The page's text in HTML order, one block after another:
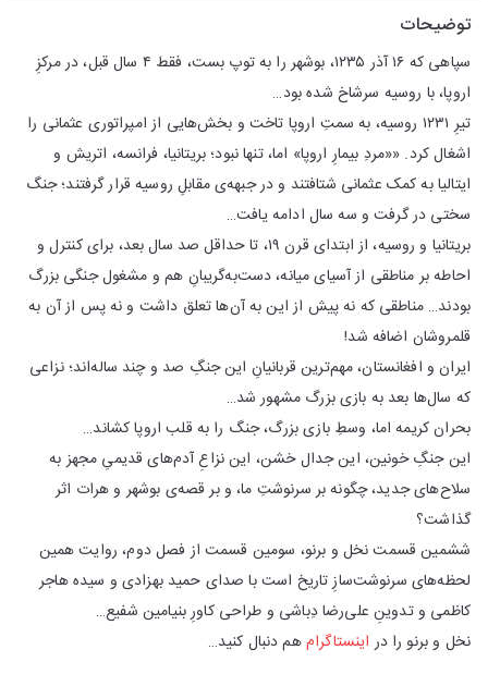
توضیحات
سپاهی که ۱۶ آذر ۱۲۳۵، بوشهر را به توپ بست، فقط ۴ سال قبل، در مرکزِ
اروپا، با روسیه سرشاخ شده بود…
تیرِ ۱۲۳۱ روسیه، به سمتِ اروپا تاخت و بخش‌هایی از امپراتوری عثمانی را
اشغال کرد. ««مردِ بیمارِ اروپا» اما، تنها نبود؛ بریتانیا، فرانسه، اتریش و
ایتالیا به کمک عثمانی شتافتند و در جبهه‌ی مقابلِ روسیه قرار گرفتند؛ جنگ
سختی در گرفت و سه سال ادامه یافت…
بریتانیا و روسیه، از ابتدای قرن ۱۹، تا حداقل صد سال بعد، برای کنترل و
احاطه بر مناطقی از آسیای میانه، دست‌به‌گریبانِ هم و مشغول جنگی بزرگ
بودند… مناطقی که نه پیش از این به آن‌ها تعلق داشت و نه پس از آن به
قلمروشان اضافه شد!
ایران و افغانستان، مهم‌ترین قربانیانِ این جنگِ صد و چند ساله‌اند؛ نزاعی
که سال‌ها بعد به بازی بزرگ مشهور شد…
بحران کریمه اما، وسطِ بازی بزرگ، جنگ را به قلب اروپا کشاند…
این جنگِ خونین، این جدال خشن، این نزاعِ آدم‌های قدیمیِ مجهز به
سلاح‌های جدید، چگونه بر سرنوشتِ ما، و بر قصه‌ی بوشهر و هرات اثر
گذاشت؟
ششمین قسمت نخل و برنو، سومین قسمت از فصل دوم، روایت همین
لحظه‌های سرنوشت‌سازِ تاریخ است با صدای حمید بهزادی و سیده هاجر
کاظمی و تدوینِ علی‌رضا دِباشی و طراحی کاورِ بنیامین شفیع…
نخل و برنو را در اینستاگرامهم دنبال کنید…